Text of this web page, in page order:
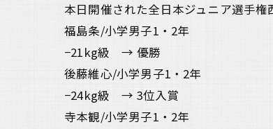
本日開催された全日本ジュニア選手権
福島条/小学男子1・2年
−21kg級 → 優勝
後藤維心/小学男子1・2年
−24kg級 → 3位入賞
寺本観/小学男子1・2年